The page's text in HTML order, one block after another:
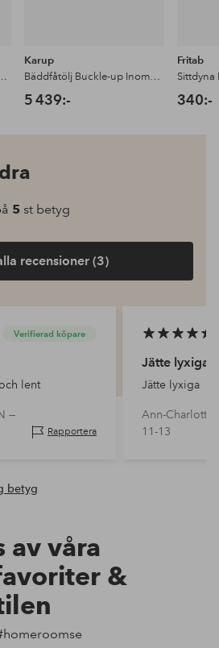
i sammet
Karup
Bäddfåtölj Buckle-up Inomhus
5 439:-
Fritab
Sittdyna
340:-
5 st betyg
recensioner (3)
Verifierad köpare
lent
—
Rapportera
Jätte lyxiga
Jätte lyxiga
Ann-Charlotte
11-13
betyg
av våra
&